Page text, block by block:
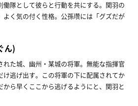
隊として彼らと行動を共にする。関羽の
よく気の付く性格。公孫瓚には「グズだが
ん)
れた城、幽州・某城の将軍。無能な指揮官
け逃げ出す。この将軍の下に配属されてか
から早くここから逃げるようにと、関羽と